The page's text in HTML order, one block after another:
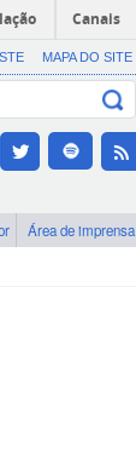
Canais
MAPA DO SITE
Área de imprensa